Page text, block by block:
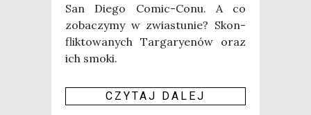
San Die­go Comic-Conu. A co
zoba­czy­my w zwia­stu­nie? Skon­
flik­to­wa­nych Tar­ga­ry­enów oraz
ich smo­ki.
CZY­TAJ DALEJ